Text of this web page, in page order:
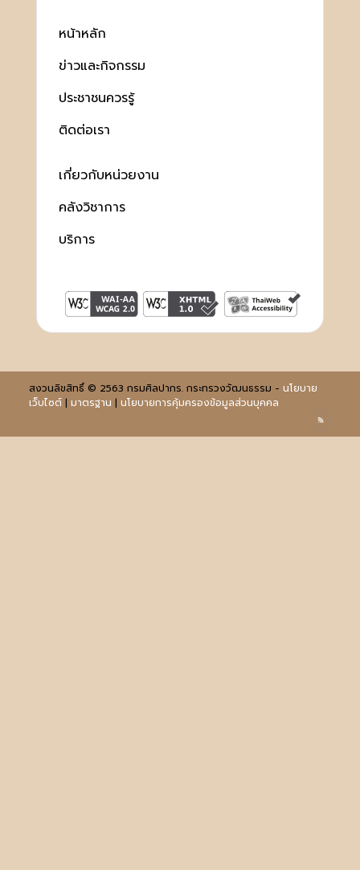
หน้าหลัก
ข่าวและกิจกรรม
ประชาชนควรรู้
ติดต่อเรา
เกี่ยวกับหน่วยงาน
คลังวิชาการ
บริการ
สงวนลิขสิทธิ์ © 2563 กรมศิลปากร. กระทรวงวัฒนธรรม - นโยบาย
เว็บไซต์| มาตรฐาน | นโยบายการคุ้มครองข้อมูลส่วนบุคคล